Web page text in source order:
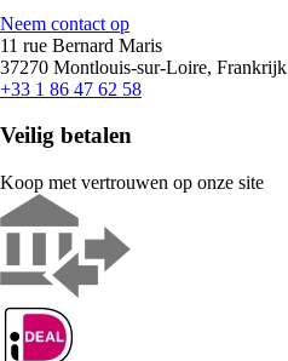
Neem contact op
11 rue Bernard Maris
37270 Montlouis-sur-Loire, Frankrijk
+33 1 86 47 62 58
Veilig betalen
Koop met vertrouwen op onze site